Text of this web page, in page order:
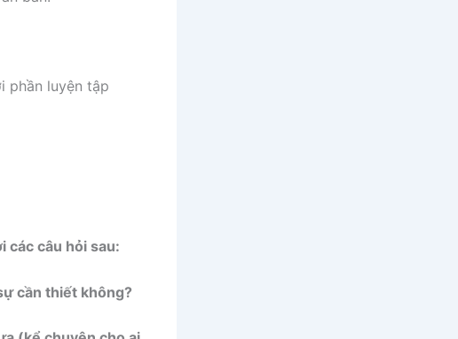
phần luyện tập
các câu hỏi sau:
cần thiết không?